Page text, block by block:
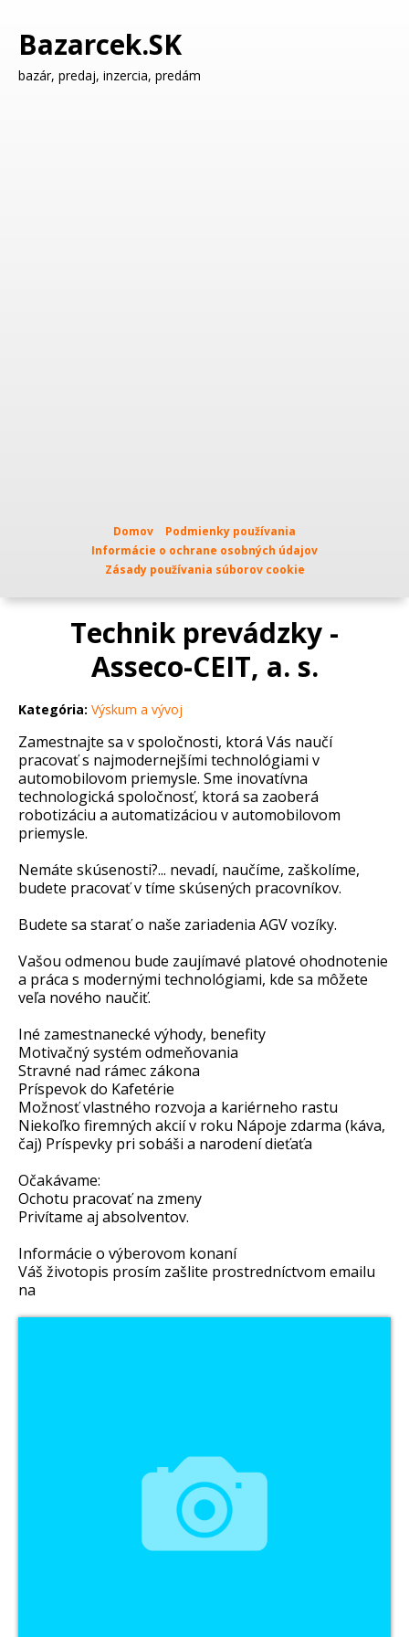
Bazarcek.SK
bazár, predaj, inzercia, predám
Domov
Podmienky používania
Informácie o ochrane osobných údajov
Zásady používania súborov cookie
Technik prevádzky -
Asseco-CEIT, a. s.
Kategória: Výskum a vývoj
Zamestnajte sa v spoločnosti, ktorá Vás naučí
pracovať s najmodernejšími technológiami v
automobilovom priemysle. Sme inovatívna
technologická spoločnosť, ktorá sa zaoberá
robotizáciu a automatizáciou v automobilovom
priemysle.
Nemáte skúsenosti?... nevadí, naučíme, zaškolíme,
budete pracovať v tíme skúsených pracovníkov.
Budete sa starať o naše zariadenia AGV vozíky.
Vašou odmenou bude zaujímavé platové ohodnotenie
a práca s modernými technológiami, kde sa môžete
veľa nového naučiť.
Iné zamestnanecké výhody, benefity
Motivačný systém odmeňovania
Stravné nad rámec zákona
Príspevok do Kafetérie
Možnosť vlastného rozvoja a kariérneho rastu
Niekoľko firemných akcií v roku Nápoje zdarma (káva,
čaj) Príspevky pri sobáši a narodení dieťaťa
Očakávame:
Ochotu pracovať na zmeny
Privítame aj absolventov.
Informácie o výberovom konaní
Váš životopis prosím zašlite prostredníctvom emailu
na